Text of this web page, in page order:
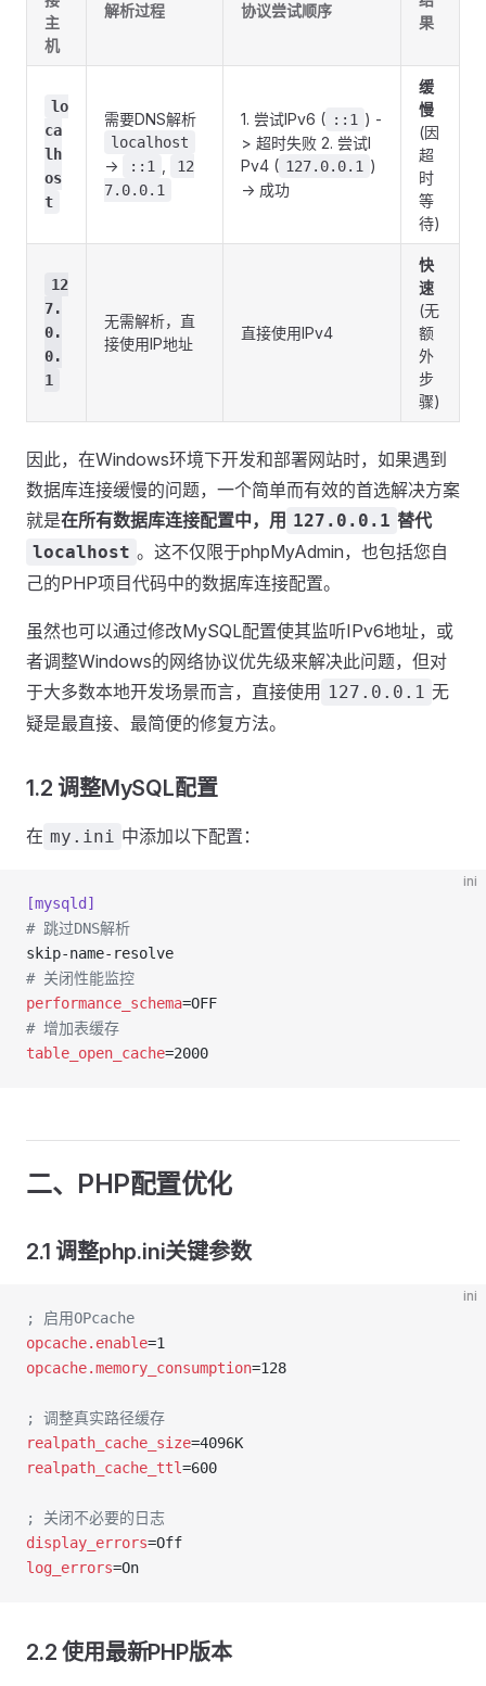
主
机
解析过程 协议尝试顺序
果
lo
ca
lh
os
t
需要DNS解析
localhost
-> ::1
12
7.0.0.1
1. 尝试IPv6 ( ::1 ) -
> 超时失败 2. 尝试I
Pv4 ( 127.0.0.1 )
-> 成功
缓
慢
(因
超
时
等
待)
12
7.
0.
0.
1
无需解析，直
接使用IP地址
直接使用IPv4
快
速
(无
额
外
步
骤)
因此，在Windows环境下开发和部署网站时，如果遇到
数据库连接缓慢的问题，一个简单而有效的首选解决方案
就是在所有数据库连接配置中，用 127.0.0.1 替代
localhost 。这不仅限于phpMyAdmin，也包括您自
己的PHP项目代码中的数据库连接配置。
虽然也可以通过修改MySQL配置使其监听IPv6地址，或
者调整Windows的网络协议优先级来解决此问题，但对
于大多数本地开发场景而言，直接使用 127.0.0.1 无
疑是最直接、最简便的修复方法。
1.2 调整MySQL配置
在 my.ini 中添加以下配置：
ini
[mysqld]
# 跳过DNS解析
skip-name-resolve
# 关闭性能监控
performance_schema=OFF
# 增加表缓存
table_open_cache=2000
二、PHP配置优化
2.1 调整php.ini关键参数
ini
; 启用OPcache
opcache.enable=1
opcache.memory_consumption=128
; 调整真实路径缓存
realpath_cache_size=4096K
realpath_cache_ttl=600
; 关闭不必要的日志
display_errors=Off
log_errors=On
2.2 使用最新PHP版本